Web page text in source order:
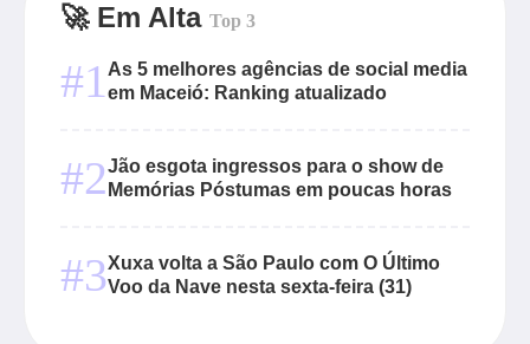
🚀 Em Alta Top 3
#1As 5 melhores agências de social media
em Maceió: Ranking atualizado
#2Jão esgota ingressos para o show de
Memórias Póstumas em poucas horas
#3Xuxa volta a São Paulo com O Último
Voo da Nave nesta sexta-feira (31)